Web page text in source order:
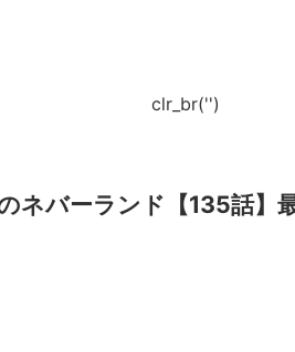
clr_br('')
ネバーランド【135話】